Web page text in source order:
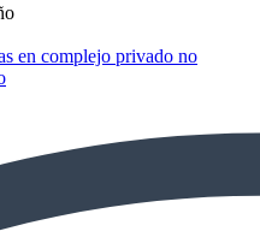
en complejo privado no